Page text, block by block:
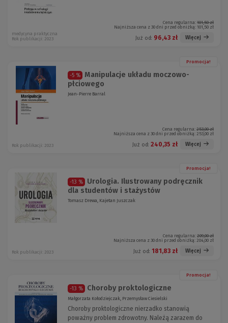
Cena regularna: 101,50 zł
Najniższa cena z 30 dni przed obniżką: 101,50 zł
Już od: 96,43 zł Więcej
medycyna praktyczna
Rok publikacji: 2023
Promocja!
-5 %
Manipulacje układu moczowo-
płciowego
Jean-Pierre Barral
Cena regularna: 253,00 zł
Najniższa cena z 30 dni przed obniżką: 253,00 zł
Już od: 240,35 zł Więcej
Rok publikacji: 2023
Promocja!
-13 %
Urologia. Ilustrowany podręcznik
dla studentów i stażystów
Tomasz Drewa, Kajetan Juszczak
Cena regularna: 209,00 zł
Najniższa cena z 30 dni przed obniżką: 204,00 zł
Już od: 181,83 zł Więcej
Rok publikacji: 2023
Promocja!
-13 % Choroby proktologiczne
Małgorzata Kołodziejczak, Przemysław Ciesielski
Choroby proktologiczne nierzadko stanowią
poważny problem zdrowotny. Należą zarazem do